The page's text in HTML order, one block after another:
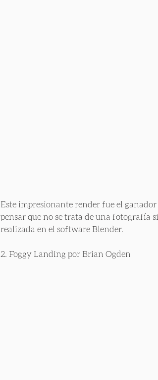
Este impresionante render fue el
pensar que no se trata de una fotografía
realizada en el software Blender.
2. Foggy Landing por Brian Ogden